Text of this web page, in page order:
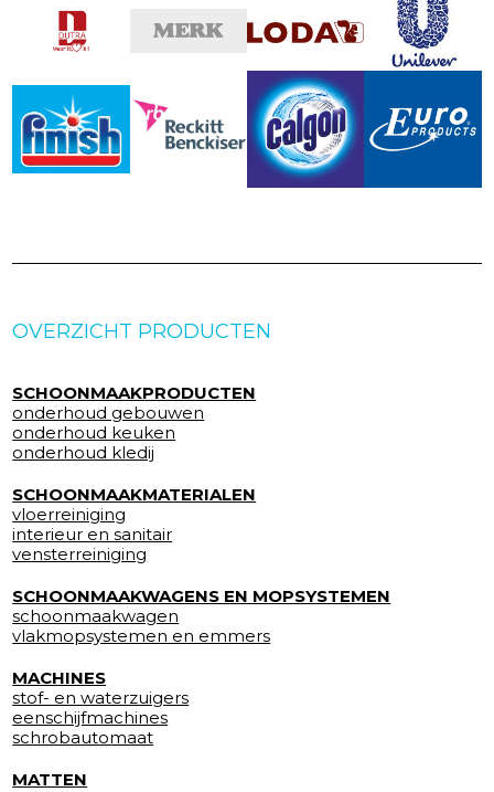
OVERZICHT PRODUCTEN
SCHOONMAAKPRODUCTEN
onderhoud gebouwen
onderhoud keuken
onderhoud kledij
SCHOONMAAKMATERIALEN
vloerreiniging
interieur en sanitair
vensterreiniging
SCHOONMAAKWAGENS EN MOPSYSTEMEN
schoonmaakwagen
vlakmopsystemen en emmers
MACHINES
stof- en waterzuigers
eenschijfmachines
schrobautomaat
MATTEN